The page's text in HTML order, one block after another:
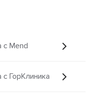
с Mend
с ГорКлиника